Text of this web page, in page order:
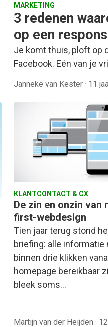
MARKETING
3 redenen
op een
Je komt thuis, ploft op
Facebook. Eén van je
Janneke van Kester · 11
KLANTCONTACT & CX
De zin en onzin van
first-webdesign
Tien jaar terug stond
briefing: alle informatie
binnen drie klikken
homepage bereikbaar
bleek soms…
Martijn van der Heijden ·